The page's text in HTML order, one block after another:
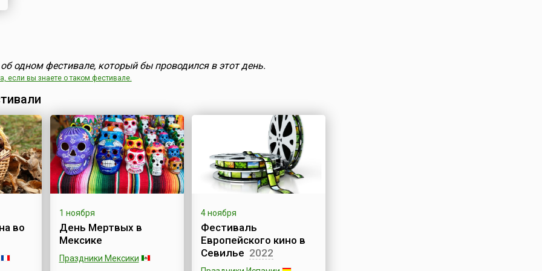
одном фестивале, который бы проводился в этот день.
если вы знаете о таком фестивале.
во
1 ноября
День Мертвых в
Мексике
Праздники Мексики
4 ноября
Фестиваль
Европейского кино в
Севилье 2022